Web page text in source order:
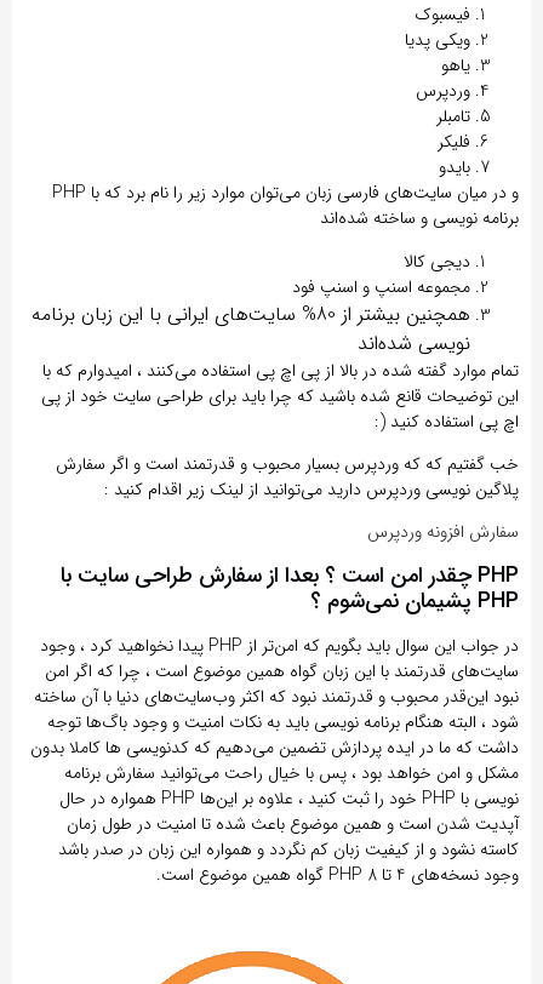
فیسبوک
ویکی پدیا
یاهو
وردپرس
تامبلر
فلیکر
بایدو
و در میان سایت‌های فارسی زبان می‌توان موارد زیر را نام برد که با PHP
برنامه نویسی و ساخته شده‌اند
دیجی کالا
مجموعه اسنپ و اسنپ فود
همچنین بیشتر از 80% سایت‌های ایرانی با این زبان برنامه
نویسی شده‌اند
تمام موارد گفته شده در بالا از پی اچ پی استفاده می‌کنند ، امیدوارم که با
این توضیحات قانع شده باشید که چرا باید برای طراحی سایت خود از پی
اچ پی استفاده کنید (:
خب گفتیم که که وردپرس بسیار محبوب و قدرتمند است و اگر سفارش
پلاگین نویسی وردپرس دارید می‌توانید از لینک زیر اقدام کنید :
سفارش افزونه وردپرس
PHP چقدر امن است ؟ بعدا از سفارش طراحی سایت با
PHP پشیمان نمی‌شوم ؟
در جواب این سوال باید بگویم که امن‌تر از PHP پیدا نخواهید کرد ، وجود
سایت‌های قدرتمند با این زبان گواه همین موضوع است ، چرا که اگر امن
نبود این‌قدر محبوب و قدرتمند نبود که اکثر وب‌سایت‌های دنیا با آن ساخته
شود ، البته هنگام برنامه نویسی باید به نکات امنیت و وجود باگ‌ها توجه
داشت که ما در ایده پردازش تضمین می‌دهیم که کدنویسی ها کاملا بدون
مشکل و امن خواهد بود ، پس با خیال راحت می‌توانید سفارش برنامه
نویسی با PHP خود را ثبت کنید ، علاوه بر این‌ها PHP همواره در حال
آپدیت شدن است و همین موضوع باعث شده تا امنیت در طول زمان
کاسته نشود و از کیفیت زبان کم نگردد و همواره این زبان در صدر باشد
وجود نسخه‌های 4 تا 8 PHP گواه همین موضوع است.